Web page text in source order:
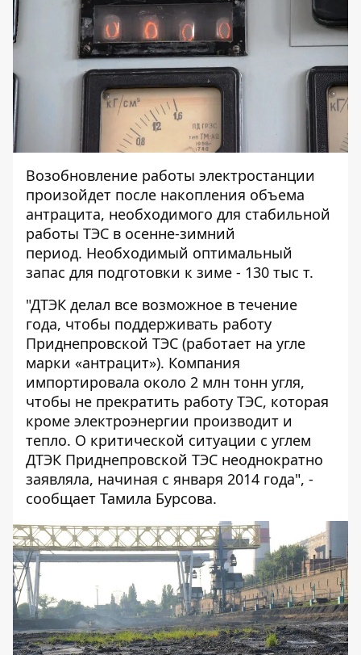
Возобновление работы электростанции
произойдет после накопления объема
антрацита, необходимого для стабильной
работы ТЭС в осенне-зимний
период. Необходимый оптимальный
запас для подготовки к зиме - 130 тыс т.
"ДТЭК делал все возможное в течение
года, чтобы поддерживать работу
Приднепровской ТЭС (работает на угле
марки «антрацит»). Компания
импортировала около 2 млн тонн угля,
чтобы не прекратить работу ТЭС, которая
кроме электроэнергии производит и
тепло. О критической ситуации с углем
ДТЭК Приднепровской ТЭС неоднократно
заявляла, начиная с января 2014 года", -
сообщает Тамила Бурсова.